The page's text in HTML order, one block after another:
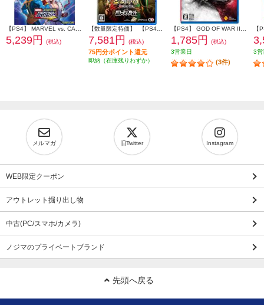
5,239円 (税込) 7,581円 (税込)
75円分ポイント還元
即納（在庫残りわずか）
1,785円
(税込)
3営業日
(3件)
【
3営
メルマガ 旧Twitter Instagram
WEB限定クーポン
アウトレット掘り出し物
中古(PC/スマホ/カメラ)
ノジマのプライベートブランド
先頭へ戻る